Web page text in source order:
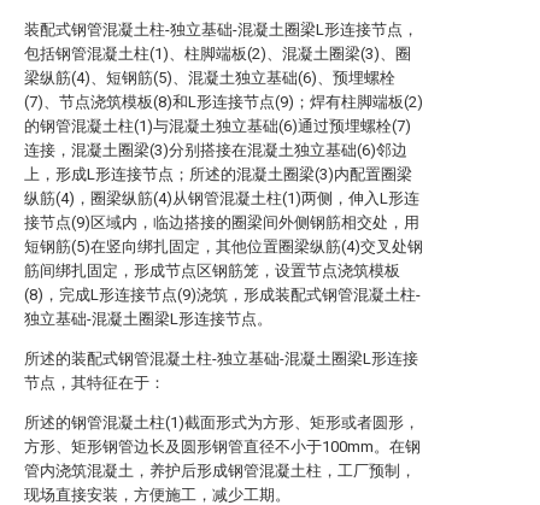
装配式钢管混凝土柱-独立基础-混凝土圈梁L形连接节点，
包括钢管混凝土柱(1)、柱脚端板(2)、混凝土圈梁(3)、圈
梁纵筋(4)、短钢筋(5)、混凝土独立基础(6)、预埋螺栓
(7)、节点浇筑模板(8)和L形连接节点(9)；焊有柱脚端板(2)
的钢管混凝土柱(1)与混凝土独立基础(6)通过预埋螺栓(7)
连接，混凝土圈梁(3)分别搭接在混凝土独立基础(6)邻边
上，形成L形连接节点；所述的混凝土圈梁(3)内配置圈梁
纵筋(4)，圈梁纵筋(4)从钢管混凝土柱(1)两侧，伸入L形连
接节点(9)区域内，临边搭接的圈梁间外侧钢筋相交处，用
短钢筋(5)在竖向绑扎固定，其他位置圈梁纵筋(4)交叉处钢
筋间绑扎固定，形成节点区钢筋笼，设置节点浇筑模板
(8)，完成L形连接节点(9)浇筑，形成装配式钢管混凝土柱-
独立基础-混凝土圈梁L形连接节点。
所述的装配式钢管混凝土柱-独立基础-混凝土圈梁L形连接
节点，其特征在于：
所述的钢管混凝土柱(1)截面形式为方形、矩形或者圆形，
方形、矩形钢管边长及圆形钢管直径不小于100mm。在钢
管内浇筑混凝土，养护后形成钢管混凝土柱，工厂预制，
现场直接安装，方便施工，减少工期。